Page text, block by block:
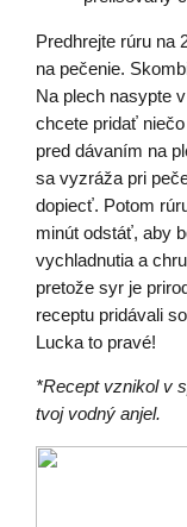
Predhrejte rúru na
na pečenie.
Na plech nasypte
chcete pridať
pred dávaním na
sa vyzráža pri
dopiecť. Potom
minút odstáť, aby
vychladnutia a
pretože syr je
receptu pridávali
Lucka to pravé!
*Recept vznikol v
tvoj vodný anjel.